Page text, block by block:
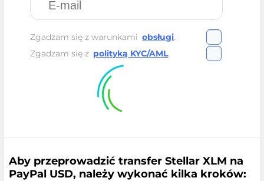
Zgadzam się z warunkami obsługi.
Zgadzam się z polityką KYC/AML.
Aby przeprowadzić transfer Stellar XLM na
PayPal USD, należy wykonać kilka kroków: